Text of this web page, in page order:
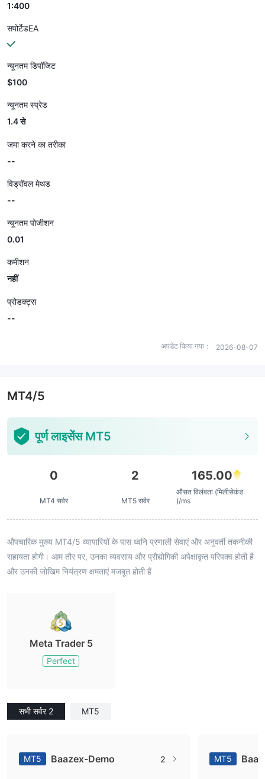
1:400
सपोर्टेडEA
न्यूनतम डिपॉजिट
$100
न्यूनतम स्प्रेड
1.4 से
जमा करने का तरीका
--
विड्रॉवल मेथड
--
न्यूनतम पोजीशन
0.01
कमीशन
नहीं
प्रोडक्ट्स
--
अपडेट किया गया： 2026-08-07
MT4/5
पूर्ण लाइसेंस MT5
0
MT4 सर्वर
2
MT5 सर्वर
165.00
औसत विलंबता (मिलीसेकंड
)/ms
औपचारिक मुख्य MT4/5 व्यापारियों के पास ध्वनि प्रणाली सेवाएं और अनुवर्ती तकनीकी
सहायता होगी। आम तौर पर, उनका व्यवसाय और प्रौद्योगिकी अपेक्षाकृत परिपक्व होती है
और उनकी जोखिम नियंत्रण क्षमताएं मजबूत होती हैं
Meta Trader 5
Perfect
सभी सर्वर 2 MT5
MT5 Baazex-Demo 2 MT5